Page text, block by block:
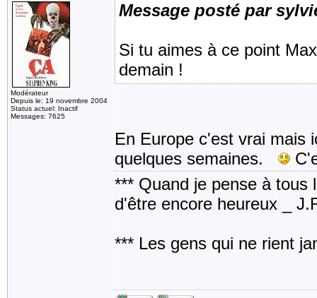
Modérateur
Depuis le: 19 novembre 2004
Status actuel: Inactif
Messages: 7625
Message posté par
Si tu aimes à ce point
demain !
En Europe c'est vrai mais
quelques semaines.
*** Quand je pense à tous
d'être encore heureux _
*** Les gens qui ne rient